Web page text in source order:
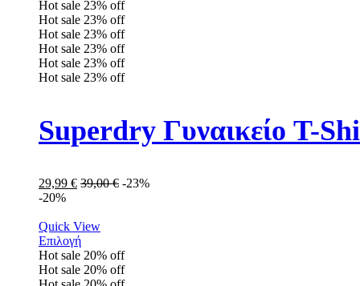
Hot sale 23% off
Hot sale 23% off
Hot sale 23% off
Hot sale 23% off
Hot sale 23% off
Hot sale 23% off
Superdry Γυναικείο T-
29,99 € 39,00€ -23%
-20%
Quick View
Επιλογή
Hot sale 20% off
Hot sale 20% off